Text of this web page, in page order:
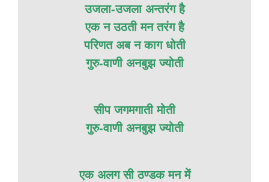
उजला-उजला अन्तरंग है
एक न उठती मन तरंग है
परिणत अब न काग धोती
गुरु-वाणी अनबुझ ज्योती
सीप जगमगाती मोती
गुरु-वाणी अनबुझ ज्योती
एक अलग सी ठण्डक मन में